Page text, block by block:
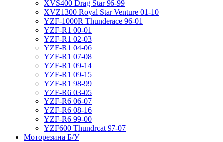
XVS400 Drag Star 96-99
XVZ1300 Royal Star Venture 01-10
YZF-1000R Thunderace 96-01
YZF-R1 00-01
YZF-R1 02-03
YZF-R1 04-06
YZF-R1 07-08
YZF-R1 09-14
YZF-R1 09-15
YZF-R1 98-99
YZF-R6 03-05
YZF-R6 06-07
YZF-R6 08-16
YZF-R6 99-00
YZF600 Thundrcat 97-07
Моторезина Б/У